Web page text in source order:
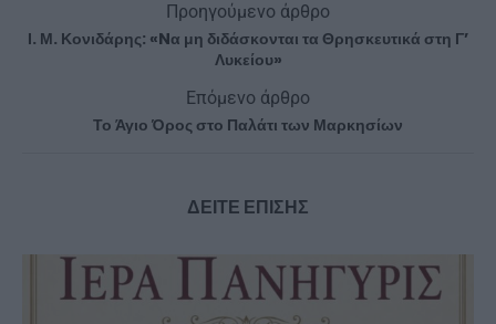
Προηγούμενο άρθρο
Ι. Μ. Κονιδάρης: «Nα μη διδάσκονται τα Θρησκευτικά στη Γ’
Λυκείου»
Επόμενο άρθρο
Το Άγιο Όρος στο Παλάτι των Μαρκησίων
ΔΕΙΤΕ ΕΠΙΣΗΣ